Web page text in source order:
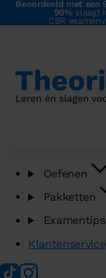
Beoordeeld met een
90% slaagt
CBR
Oefenen
Pakketten
Examentips
Klantenservice